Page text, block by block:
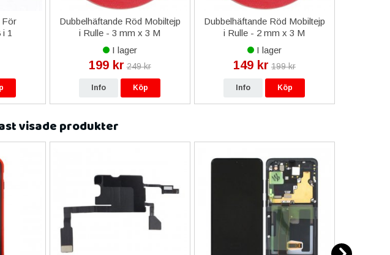
För
1
Dubbelhäftande Röd Mobiltejp
i Rulle - 3 mm x 3 M
I lager
199 kr 249 kr
Info Köp
Dubbelhäftande Röd Mobiltejp
i Rulle - 2 mm x 3 M
I lager
149 kr 199 kr
Info Köp
visade produkter